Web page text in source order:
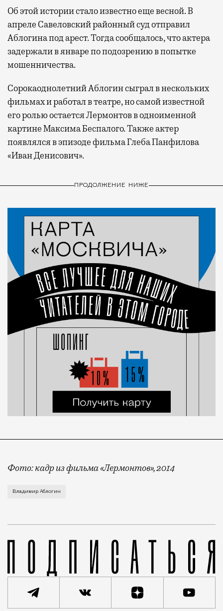
Об этой истории стало известно еще весной. В
апреле Савеловский районный суд отправил
Аблогина под арест. Тогда сообщалось, что актера
задержали в январе по подозрению в попытке
мошенничества.
Сорокаоднолетний Аблогин сыграл в нескольких
фильмах и работал в театре, но самой известной
его ролью остается Лермонтов в одноименной
картине Максима Беспалого. Также актер
появлялся в эпизоде фильма Глеба Панфилова
«Иван Денисович».
ПРОДОЛЖЕНИЕ НИЖЕ
Фото: кадр из фильма «Лермонтов», 2014
Путь от литературной классики до уголовной
Владимир Аблогин